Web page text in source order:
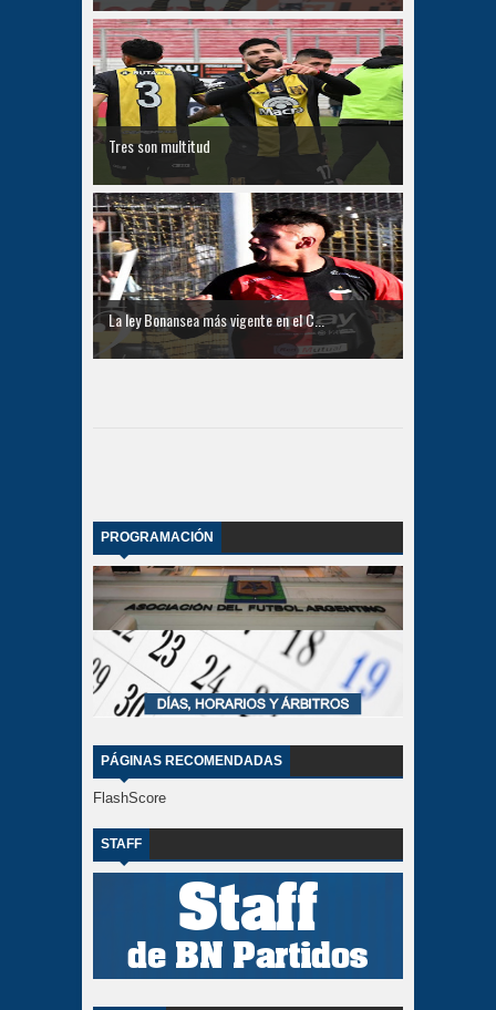
Tres son multitud
La ley Bonansea más vigente en el C...
PROGRAMACIÓN
PÁGINAS RECOMENDADAS
FlashScore
STAFF